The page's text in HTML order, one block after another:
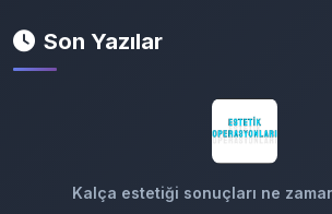
Son Yazılar
Kalça estetiği sonuçları ne